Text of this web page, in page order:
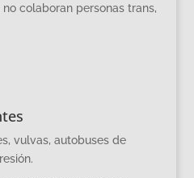
no colaboran personas trans,
vulvas, autobuses de